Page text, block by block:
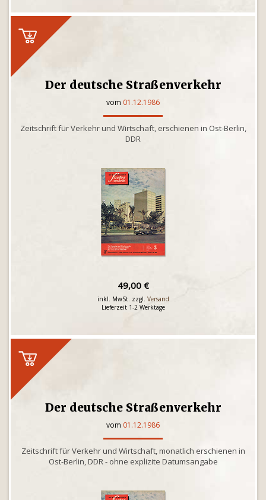
Der deutsche Straßenverkehr
vom 01.12.1986
Zeitschrift für Verkehr und Wirtschaft, erschienen in Ost-Berlin,
DDR
49,00 €
inkl. MwSt. zzgl. Versand
Lieferzeit 1-2 Werktage
Der deutsche Straßenverkehr
vom 01.12.1986
Zeitschrift für Verkehr und Wirtschaft, monatlich erschienen in
Ost-Berlin, DDR - ohne explizite Datumsangabe